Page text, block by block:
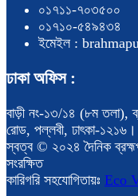
০১৭১১-৭০৩৫০০
০১৭১০-৫৪৯৪৩৪
ইমেইল :
ঢাকা অফিস :
বাড়ী নং-১৩/১৪ (৮ম তলা),
রোড, পল্লবী, ঢাৎকা-
স্বত্ব © ২০২৪ দৈনিক
সংরক্ষিত
কারিগরি সহযোগিতায়ঃ Eco